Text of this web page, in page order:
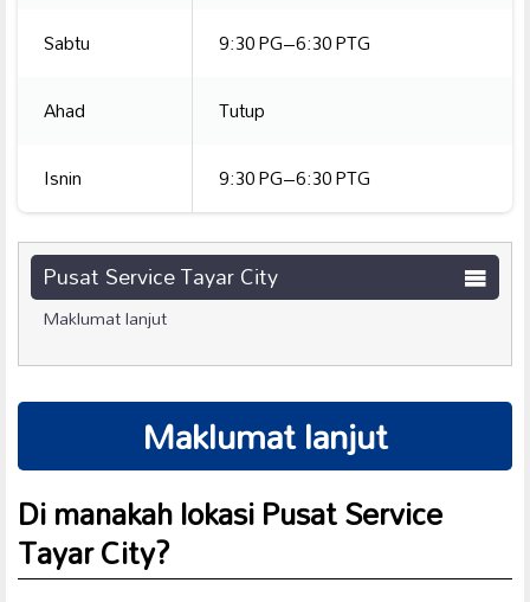
Sabtu
9:30 PG–6:30 PTG
Ahad
Tutup
Isnin
9:30 PG–6:30 PTG
Pusat Service Tayar City
Maklumat lanjut
Maklumat lanjut
Di manakah lokasi Pusat Service
Tayar City?